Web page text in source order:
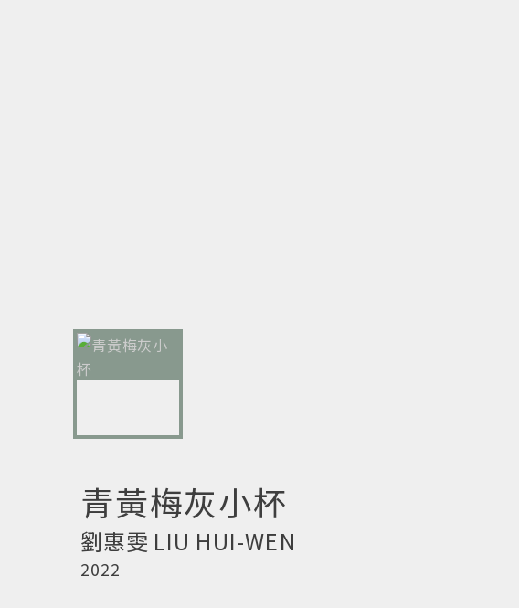
青黃梅灰小杯
劉惠雯 LIU HUI-WEN
2022